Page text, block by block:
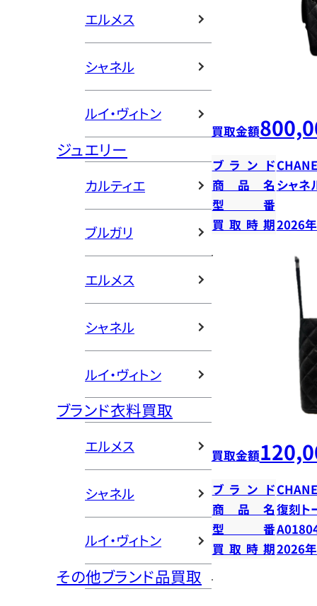
エルメス
シャネル
ルイ・ヴィトン
ジュエリー
カルティエ
ブルガリ
エルメス
シャネル
ルイ・ヴィトン
ブランド衣料買取
エルメス
シャネル
ルイ・ヴィトン
その他ブランド品買取
買取金額
ブランド
商品名 シャネ
型番
買取時期2026
買取金額
ブランド
商品名復刻ト
型番
買取時期2026